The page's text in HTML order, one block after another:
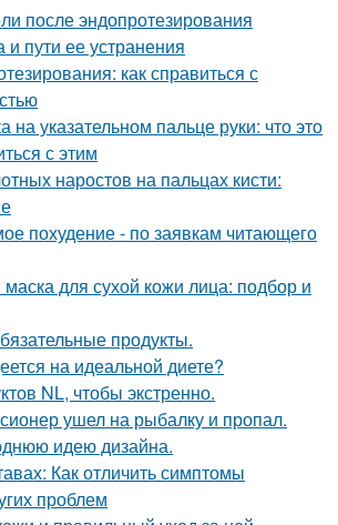
после эндопротезирования
и пути ее устранения
как справиться с
на указательном пальце руки: что это
с этим
наростов на пальцах кисти:
похудение - по заявкам читающего
для сухой кожи лица: подбор и
продукты.
на идеальной диете?
NL, чтобы экстренно.
ушел на рыбалку и пропал.
идею дизайна.
Как отличить симптомы
проблем